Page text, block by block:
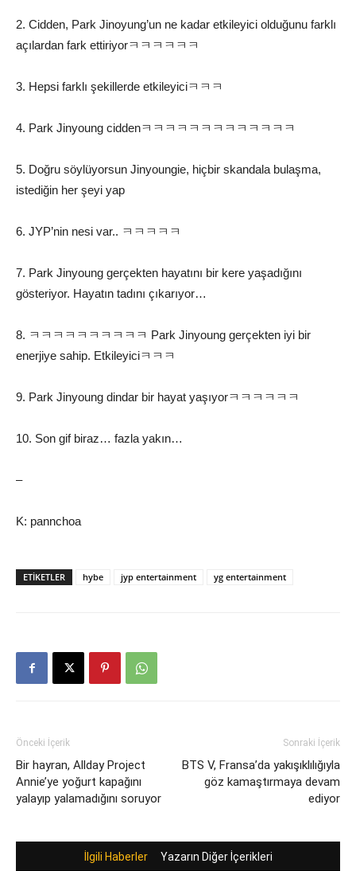
2. Cidden, Park Jinoyung’un ne kadar etkileyici olduğunu farklı
açılardan fark ettiriyorㅋㅋㅋㅋㅋㅋ
3. Hepsi farklı şekillerde etkileyiciㅋㅋㅋ
4. Park Jinyoung ciddenㅋㅋㅋㅋㅋㅋㅋㅋㅋㅋㅋㅋㅋ
5. Doğru söylüyorsun Jinyoungie, hiçbir skandala bulaşma,
istediğin her şeyi yap
6. JYP’nin nesi var.. ㅋㅋㅋㅋㅋ
7. Park Jinyoung gerçekten hayatını bir kere yaşadığını
gösteriyor. Hayatın tadını çıkarıyor…
8. ㅋㅋㅋㅋㅋㅋㅋㅋㅋㅋ Park Jinyoung gerçekten iyi bir
enerjiye sahip. Etkileyiciㅋㅋㅋ
9. Park Jinyoung dindar bir hayat yaşıyorㅋㅋㅋㅋㅋㅋ
10. Son gif biraz… fazla yakın…
–
K: pannchoa
ETIKETLER hybe jyp entertainment yg entertainment
Önceki İçerik
Bir hayran, Allday Project
Annie’ye yoğurt kapağını
yalayıp yalamadığını soruyor
Sonraki İçerik
BTS V, Fransa’da yakışıklılığıyla
göz kamaştırmaya devam
ediyor
İlgili Haberler Yazarın Diğer İçerikleri